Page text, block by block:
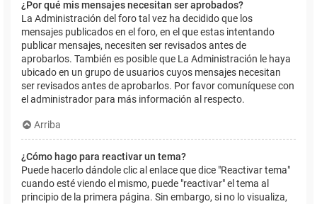
¿Por qué mis mensajes necesitan ser aprobados?
La Administración del foro tal vez ha decidido que los
mensajes publicados en el foro, en el que estas intentando
publicar mensajes, necesiten ser revisados antes de
aprobarlos. También es posible que La Administración le haya
ubicado en un grupo de usuarios cuyos mensajes necesitan
ser revisados antes de aprobarlos. Por favor comuníquese con
el administrador para más información al respecto.
Arriba
¿Cómo hago para reactivar un tema?
Puede hacerlo dándole clic al enlace que dice "Reactivar tema"
cuando esté viendo el mismo, puede "reactivar" el tema al
principio de la primera página. Sin embargo, si no lo visualiza,